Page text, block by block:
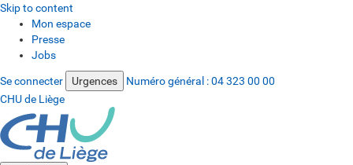
Skip to content
Mon espace
Presse
Jobs
Se connecter Urgences Numéro général :04 323 00 00
CHU de Liège